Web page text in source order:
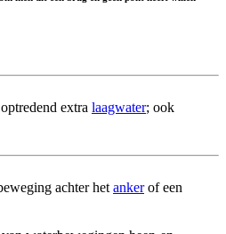
extra laagwater; ook
achter het ankerof een